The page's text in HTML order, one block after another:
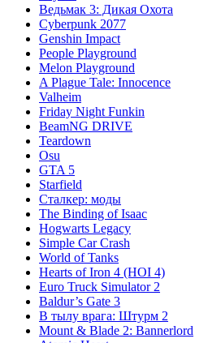
Ведьмак 3: Дикая Охота
Cyberpunk 2077
Genshin Impact
People Playground
Melon Playground
A Plague Tale: Innocence
Valheim
Friday Night Funkin
BeamNG DRIVE
Teardown
Osu
GTA 5
Starfield
Сталкер: моды
The Binding of Isaac
Hogwarts Legacy
Simple Car Crash
World of Tanks
Hearts of Iron 4 (HOI 4)
Euro Truck Simulator 2
Baldur’s Gate 3
В тылу врага: Штурм 2
Mount & Blade 2: Bannerlord